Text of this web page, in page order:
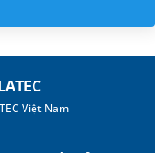
Việt Nam